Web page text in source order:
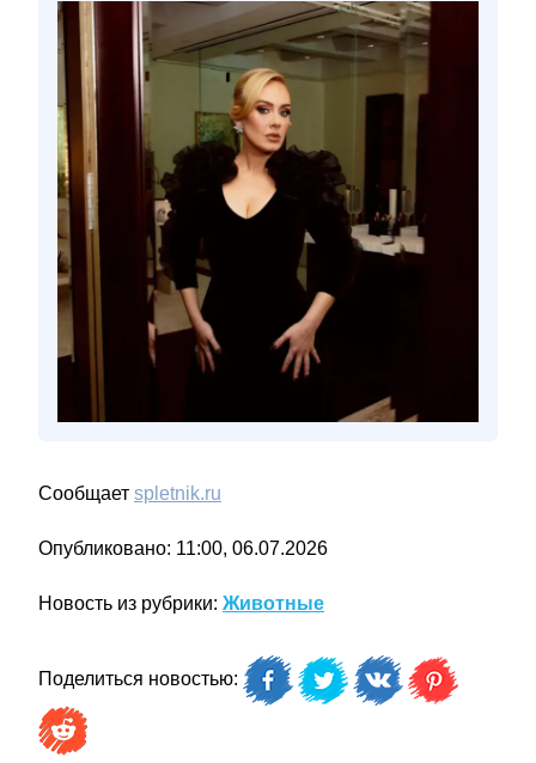
Сообщает spletnik.ru
Опубликовано: 11:00, 06.07.2026
Новость из рубрики: Животные
Поделиться новостью: